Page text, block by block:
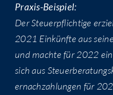
Pra­xis-Bei­spiel:
Der Steu­er­pflich­ti­ge
2021 Ein­künf­te aus
und mach­te für 2022
sich aus
er­nach­zah­lun­gen für